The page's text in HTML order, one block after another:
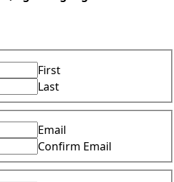
First
Last
Email
Confirm Email